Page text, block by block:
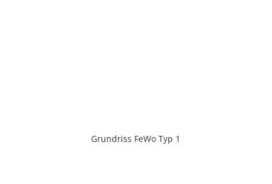
Grundriss FeWo Typ 1